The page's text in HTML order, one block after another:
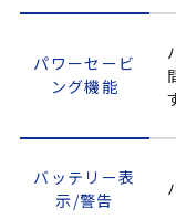
パワーセービ
ング機能
バッテリー表
示/警告